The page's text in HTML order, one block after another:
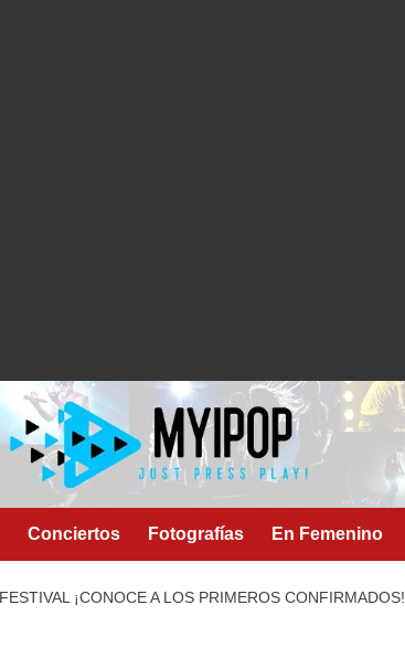
Conciertos Fotografías En Femenino
¡CONOCE A LOS PRIMEROS CONFIRMADOS!